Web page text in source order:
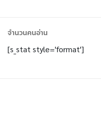
จำนวนคนอ่าน
[s_stat style='format']